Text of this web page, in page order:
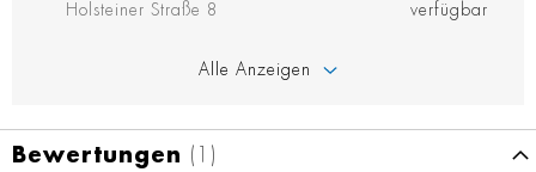
Holsteiner Straße 8
verfügbar
Alle Anzeigen
Bewertungen